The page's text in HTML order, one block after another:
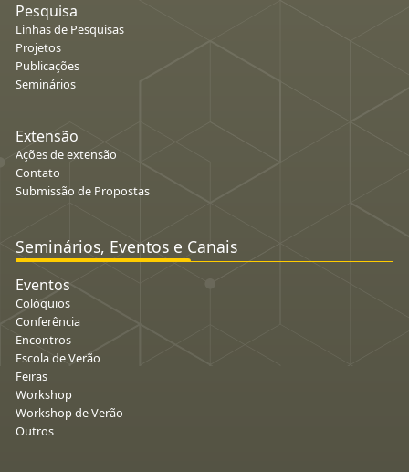
Pesquisa
Linhas de Pesquisas
Projetos
Publicações
Seminários
Extensão
Ações de extensão
Contato
Submissão de Propostas
Seminários, Eventos e Canais
Eventos
Colóquios
Conferência
Encontros
Escola de Verão
Feiras
Workshop
Workshop de Verão
Outros